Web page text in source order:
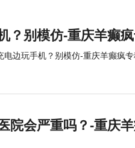
？别模仿-重庆羊癫
电边玩手机？别模仿-重庆羊癫疯
院会严重吗？-重庆